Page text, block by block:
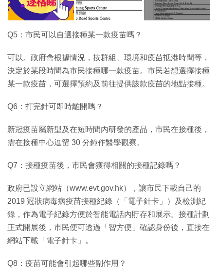
Q5：市民可以自選接種某一款疫苗嗎？
可以。政府會根據情況，按群組、環境和疫苗抵港時間等，
決定於某段時間為市民接種哪一款疫苗。市民若想選擇接種
某一款疫苗，可選擇預約及前往提供該款疫苗的地點接種。
Q6：打完針可即時離開嗎？
新冠疫苗屬新型及在短時間內研發的產品，市民在接種後，
需在接種中心逗留 30 分鐘作醫學觀察。
Q7：接種疫苗後，市民會獲得相關的接種記錄嗎？
政府已設立網站（www.evt.gov.hk），讓市民下載自己的
2019 冠狀病毒病疫苗接種紀錄（「電子針卡」）及檢測紀
錄，作為電子紀錄方便於智能電話內貯存和展示。接種計劃
正式開展後，市民便可透過「智方便」確認身份後，直接在
網站下載「電子針卡」。
Q8：疫苗可能會引起哪些副作用？